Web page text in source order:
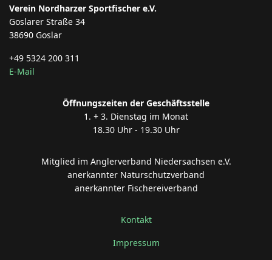
Verein Nordharzer Sportfischer e.V.
Goslarer Straße 34
38690 Goslar
+49 5324 200 311
E-Mail
Öffnungszeiten der Geschäftsstelle
1. + 3. Dienstag im Monat
18.30 Uhr - 19.30 Uhr
Mitglied im Anglerverband Niedersachsen e.V.
anerkannter Naturschutzverband
anerkannter Fischereiverband
Kontakt
Impressum